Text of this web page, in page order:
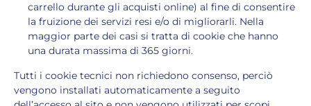
carrello durante gli acquisti online) al fine di consentire
la fruizione dei servizi resi e/o di migliorarli. Nella
maggior parte dei casi si tratta di cookie che hanno
una durata massima di 365 giorni.
Tutti i cookie tecnici non richiedono consenso, perciò
vengono installati automaticamente a seguito